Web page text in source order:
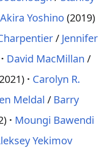
Akira Yoshino (2019)
/ Jennifer
David MacMillan /
Carolyn R.
Meldal / Barry
Moungi Bawendi
Yekimov